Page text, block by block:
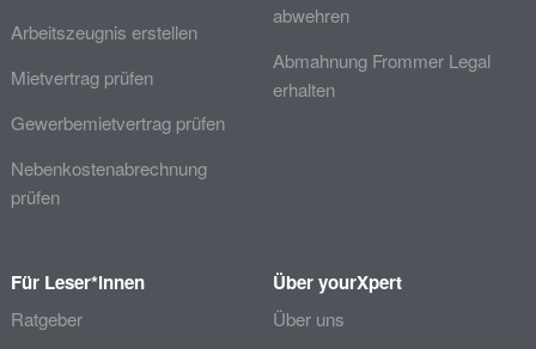
Arbeitszeugnis erstellen
Mietvertrag prüfen
Gewerbemietvertrag prüfen
Nebenkostenabrechnung
prüfen
abwehren
Abmahnung Frommer Legal
erhalten
Für Leser*innen
Ratgeber
Über yourXpert
Über uns